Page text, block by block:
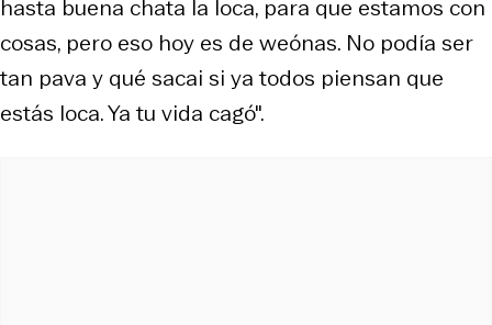
hasta buena chata la loca, para que estamos con
cosas, pero eso hoy es de weónas. No podía ser
tan pava y qué sacai si ya todos piensan que
estás loca. Ya tu vida cagó".